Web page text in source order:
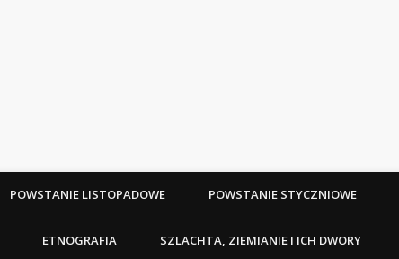
POWSTANIE LISTOPADOWE POWSTANIE STYCZNIOWE
ETNOGRAFIA SZLACHTA, ZIEMIANIE I ICH DWORY